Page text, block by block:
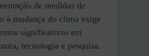
de medidas de
à mudança do clima exige
significativos em
tecnologia e pesquisa.